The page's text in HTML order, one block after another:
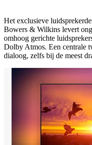
Het exclusieve
Bowers & Wilkins levert
omhoog gerichte
Dolby Atmos. Een centrale
dialoog, zelfs bij de meest